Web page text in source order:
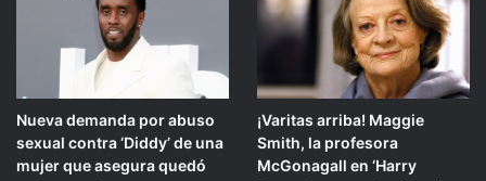
Nueva demanda por abuso
sexual contra ‘Diddy’ de una
mujer que asegura quedó
¡Varitas arriba! Maggie
Smith, la profesora
McGonagall en ‘Harry